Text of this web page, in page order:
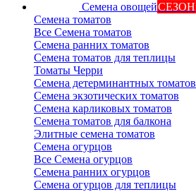
Семена овощейСЕЗОН
Семена томатов
Все Семена томатов
Семена ранних томатов
Семена томатов для теплицы
Томаты Черри
Семена детерминантных томатов
Семена экзотических томатов
Семена карликовых томатов
Семена томатов для балкона
Элитные семена томатов
Семена огурцов
Все Семена огурцов
Семена ранних огурцов
Семена огурцов для теплицы